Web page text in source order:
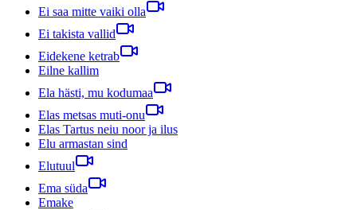
Ei saa mitte vaiki olla
Ei takista vallid
Eidekene ketrab
Eilne kallim
Ela hästi, mu kodumaa
Elas metsas muti-onu
Elas Tartus neiu noor ja ilus
Elu armastan sind
Elutuul
Ema süda
Emake